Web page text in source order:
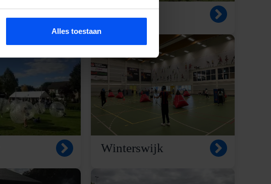
Alles toestaan
Renkum
Winterswijk